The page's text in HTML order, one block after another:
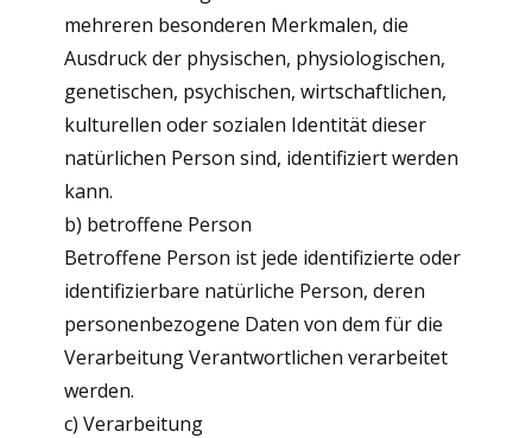
mehreren besonderen Merkmalen, die
Ausdruck der physischen, physiologischen,
genetischen, psychischen, wirtschaftlichen,
kulturellen oder sozialen Identität dieser
natürlichen Person sind, identifiziert werden
kann.
b) betroffene Person
Betroffene Person ist jede identifizierte oder
identifizierbare natürliche Person, deren
personenbezogene Daten von dem für die
Verarbeitung Verantwortlichen verarbeitet
werden.
c) Verarbeitung